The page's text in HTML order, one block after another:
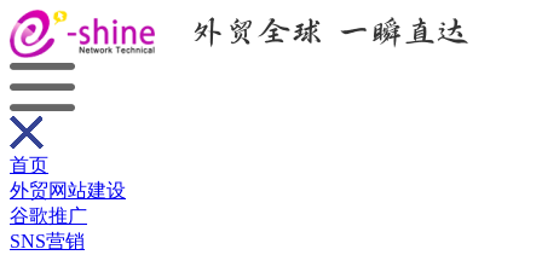
首页
外贸网站建设
谷歌推广
SNS营销